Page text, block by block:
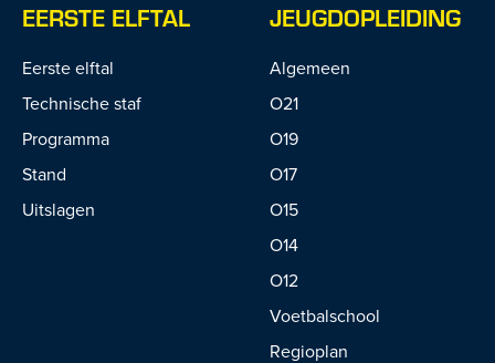
EERSTE ELFTAL
Eerste elftal
Technische staf
Programma
Stand
Uitslagen
JEUGDOPLEIDING
Algemeen
O21
O19
O17
O15
O14
O12
Voetbalschool
Regioplan